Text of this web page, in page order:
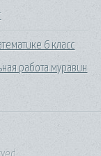
6 класс
работа муравин